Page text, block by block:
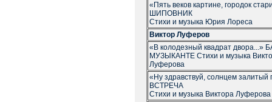
«Пять веков картине, городок
ШИПОВНИК
Стихи и музыка Юрия Лореса
Виктор Луферов
«В колодезный квадрат двора...»
МУЗЫКАНТЕ Стихи и музыка
Луферова
«Ну здравствуй, солнцем
ВСТРЕЧА
Стихи и музыка Виктора Луферова